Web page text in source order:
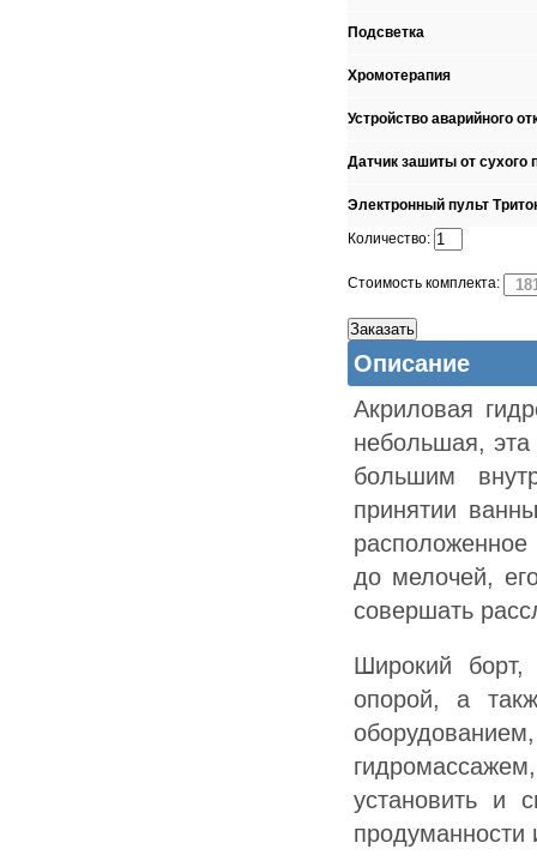
Подсветка
Хромотерапия
Устройство аварийного
Датчик зашиты от сухого
Электронный пульт
Количество:
Стоимость комплекта:
Описание
Акриловая
небольшая,
большим
принятии
до мелочей,
совершать
Широкий
опорой, а
установить и
продуманности